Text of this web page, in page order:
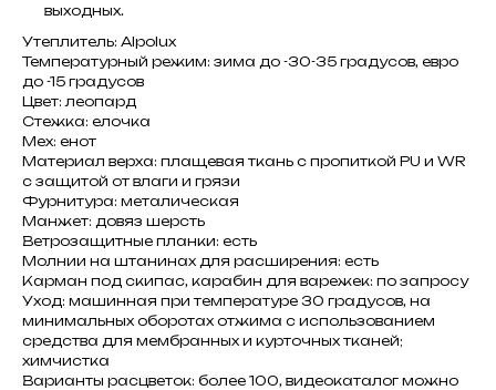
выходных.
Утеплитель: Alpolux
Температурный режим: зима до -30-35 градусов, евро
до -15 градусов
Цвет: леопард
Стежка: елочка
Мех: енот
Материал верха: плащевая ткань с пропиткой PU и WR
с защитой от влаги и грязи
Фурнитура: металическая
Манжет: довяз шерсть
Ветрозащитные планки: есть
Молнии на штанинах для расширения: есть
Карман под скипас, карабин для варежек: по запросу
Уход: машинная при температуре 30 градусов, на
минимальных оборотах отжима с использованием
средства для мембранных и курточных тканей;
химчистка
Варианты расцветок: более 100, видеокаталог можно